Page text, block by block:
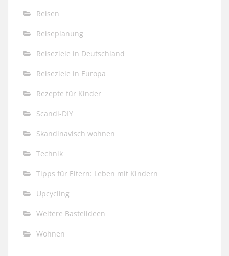
Reisen
Reiseplanung
Reiseziele in Deutschland
Reiseziele in Europa
Rezepte für Kinder
Scandi-DIY
Skandinavisch wohnen
Technik
Tipps für Eltern: Leben mit Kindern
Upcycling
Weitere Bastelideen
Wohnen